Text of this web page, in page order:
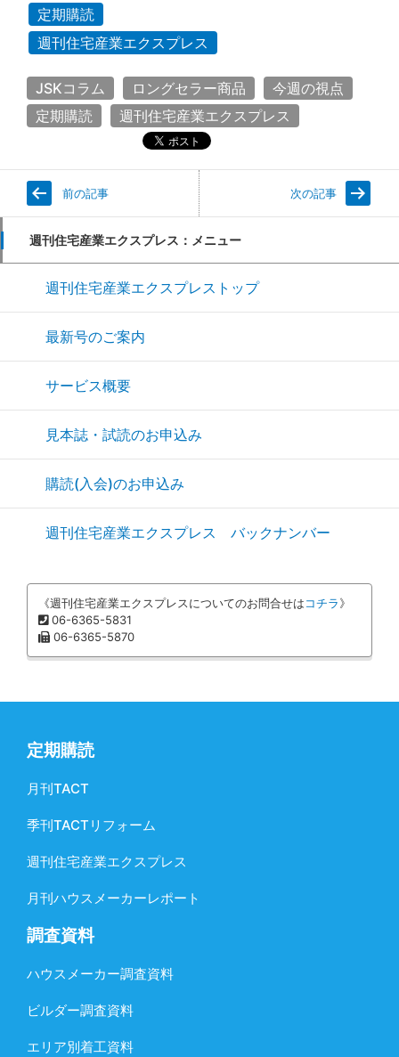
定期購読
週刊住宅産業エクスプレス
JSKコラム ロングセラー商品
今週の視点
定期購読
週刊住宅産業エクスプレス
前の記事 次の記事
週刊住宅産業エクスプレス：メニュー
週刊住宅産業エクスプレストップ
最新号のご案内
サービス概要
見本誌・試読のお申込み
購読(入会)のお申込み
週刊住宅産業エクスプレス バックナンバー
《週刊住宅産業エクスプレスについてのお問合せはコチラ》
06-6365-5831
06-6365-5870
定期購読
月刊TACT
季刊TACTリフォーム
週刊住宅産業エクスプレス
月刊ハウスメーカーレポート
調査資料
ハウスメーカー調査資料
ビルダー調査資料
エリア別着工資料